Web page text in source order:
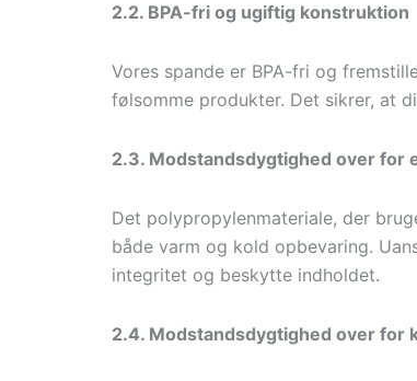
2.2. BPA-fri og ugiftig konstruktion
Vores spande er BPA-fri og
følsomme produkter. Det sikrer, at
2.3. Modstandsdygtighed over for
Det polypropylenmateriale, der
både varm og kold opbevaring.
integritet og beskytte indholdet.
2.4. Modstandsdygtighed over for